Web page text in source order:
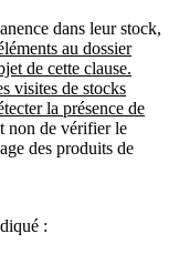
dans leur stock,
au dossier
de cette clause.
visites de stocks
la présence de
non de vérifier le
des produits de
: